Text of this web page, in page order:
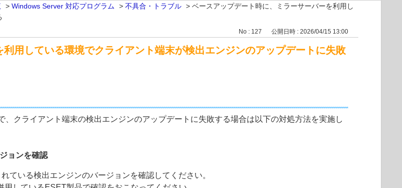
> Windows Server 対応プログラム > 不具合・トラブル > ベースアップデート時に、ミラーサーバーを利用し
No : 127 公開日時 : 2026/04/15 13:00
用している環境でクライアント端末が検出エンジンのアップデートに失敗
クライアント端末の検出エンジンのアップデートに失敗する場合は以下の対処方法を実施し
ョンを確認
ている検出エンジンのバージョンを確認してください。